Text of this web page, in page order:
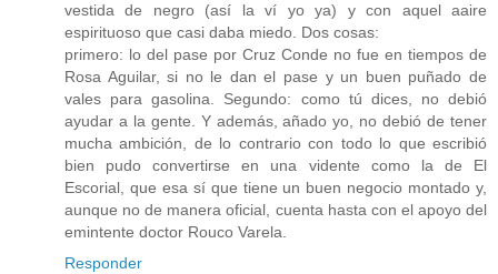
vestida de negro (así la ví yo ya) y con aquel aaire
espirituoso que casi daba miedo. Dos cosas:
primero: lo del pase por Cruz Conde no fue en tiempos de
Rosa Aguilar, si no le dan el pase y un buen puñado de
vales para gasolina. Segundo: como tú dices, no debió
ayudar a la gente. Y además, añado yo, no debió de tener
mucha ambición, de lo contrario con todo lo que escribió
bien pudo convertirse en una vidente como la de El
Escorial, que esa sí que tiene un buen negocio montado y,
aunque no de manera oficial, cuenta hasta con el apoyo del
emintente doctor Rouco Varela.
Responder